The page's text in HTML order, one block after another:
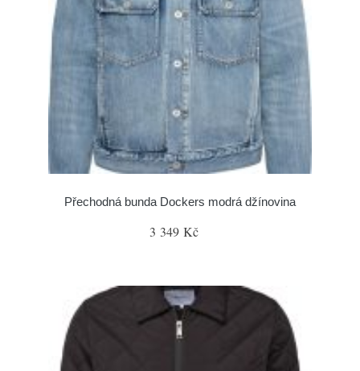
Přechodná bunda Dockers modrá džínovina
3 349 Kč